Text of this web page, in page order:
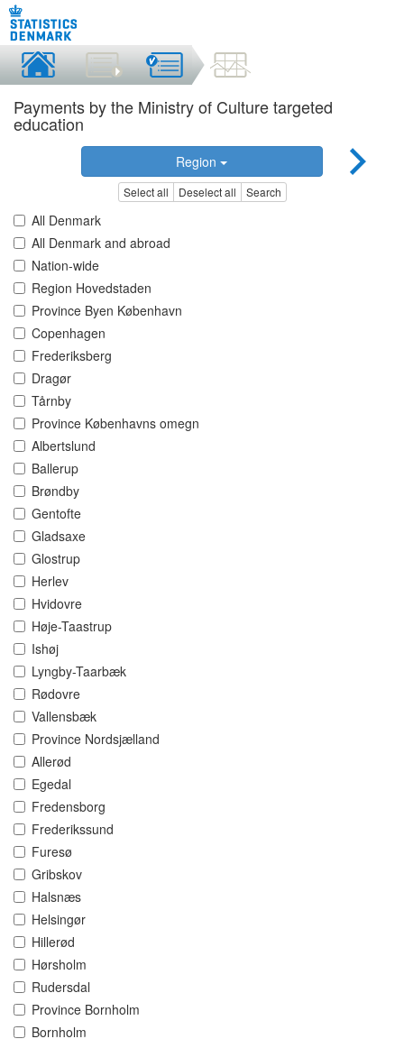
Payments by the Ministry of Culture targeted
education
Region
Select all Deselect all Search
All Denmark
All Denmark and abroad
Nation-wide
Region Hovedstaden
Province Byen København
Copenhagen
Frederiksberg
Dragør
Tårnby
Province Københavns omegn
Albertslund
Ballerup
Brøndby
Gentofte
Gladsaxe
Glostrup
Herlev
Hvidovre
Høje-Taastrup
Ishøj
Lyngby-Taarbæk
Rødovre
Vallensbæk
Province Nordsjælland
Allerød
Egedal
Fredensborg
Frederikssund
Furesø
Gribskov
Halsnæs
Helsingør
Hillerød
Hørsholm
Rudersdal
Province Bornholm
Bornholm